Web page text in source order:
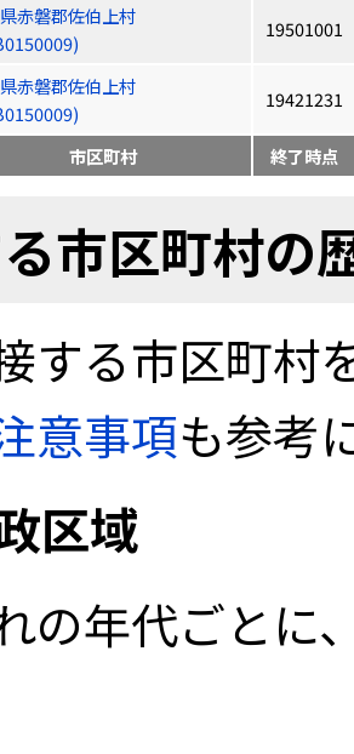
赤磐郡佐伯上村
19501001
赤磐郡佐伯上村
19421231
市区町村 終了時点
市区町村の
する市区町村
意事項も参考
区域
の年代ごとに